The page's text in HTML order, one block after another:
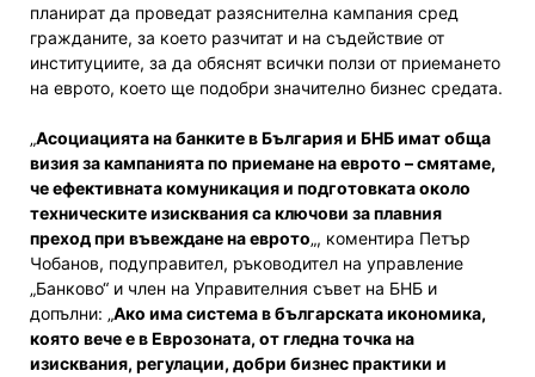
планират да проведат разяснителна кампания сред
гражданите, за което разчитат и на съдействие от
институциите, за да обяснят всички ползи от приемането
на еврото, което ще подобри значително бизнес средата.
„Асоциацията на банките в България и БНБ имат обща
визия за кампанията по приемане на еврото – смятаме,
че ефективната комуникация и подготовката около
техническите изисквания са ключови за плавния
преход при въвеждане на еврото„, коментира Петър
Чобанов, подуправител, ръководител на управление
„Банково“ и член на Управителния съвет на БНБ и
допълни: „Ако има система в българската икономика,
която вече е в Еврозоната, от гледна точка на
изисквания, регулации, добри бизнес практики и